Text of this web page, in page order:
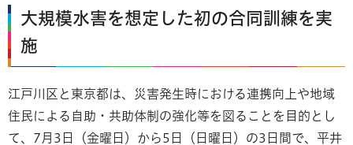
大規模水害を想定した初の合同訓練を実
施
江戸川区と東京都は、災害発生時における連携向上や地域
住民による自助・共助体制の強化等を図ることを目的とし
て、7月3日（金曜日）から5日（日曜日）の3日間で、平井